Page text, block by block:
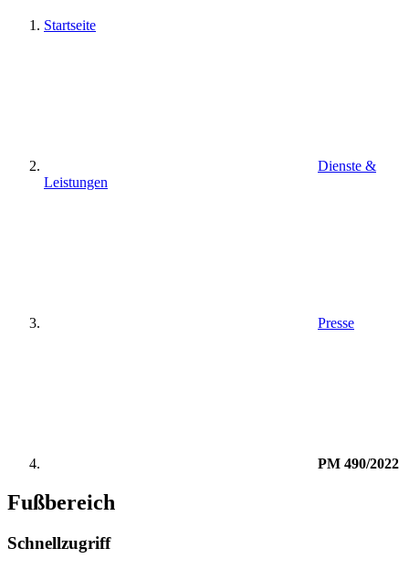
Startseite
Dienste &
Leistungen
Presse
PM 490/2022
Fußbereich
Schnellzugriff